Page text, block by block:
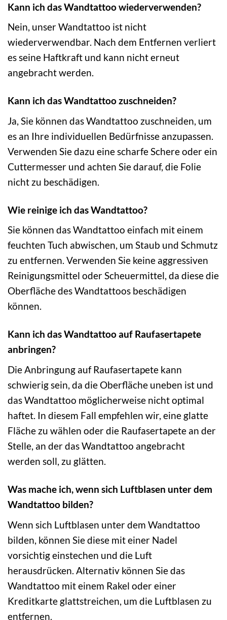
Kann ich das Wandtattoo wiederverwenden?
Nein, unser Wandtattoo ist nicht
wiederverwendbar. Nach dem Entfernen verliert
es seine Haftkraft und kann nicht erneut
angebracht werden.
Kann ich das Wandtattoo zuschneiden?
Ja, Sie können das Wandtattoo zuschneiden, um
es an Ihre individuellen Bedürfnisse anzupassen.
Verwenden Sie dazu eine scharfe Schere oder ein
Cuttermesser und achten Sie darauf, die Folie
nicht zu beschädigen.
Wie reinige ich das Wandtattoo?
Sie können das Wandtattoo einfach mit einem
feuchten Tuch abwischen, um Staub und Schmutz
zu entfernen. Verwenden Sie keine aggressiven
Reinigungsmittel oder Scheuermittel, da diese die
Oberfläche des Wandtattoos beschädigen
können.
Kann ich das Wandtattoo auf Raufasertapete
anbringen?
Die Anbringung auf Raufasertapete kann
schwierig sein, da die Oberfläche uneben ist und
das Wandtattoo möglicherweise nicht optimal
haftet. In diesem Fall empfehlen wir, eine glatte
Fläche zu wählen oder die Raufasertapete an der
Stelle, an der das Wandtattoo angebracht
werden soll, zu glätten.
Was mache ich, wenn sich Luftblasen unter dem
Wandtattoo bilden?
Wenn sich Luftblasen unter dem Wandtattoo
bilden, können Sie diese mit einer Nadel
vorsichtig einstechen und die Luft
herausdrücken. Alternativ können Sie das
Wandtattoo mit einem Rakel oder einer
Kreditkarte glattstreichen, um die Luftblasen zu
entfernen.